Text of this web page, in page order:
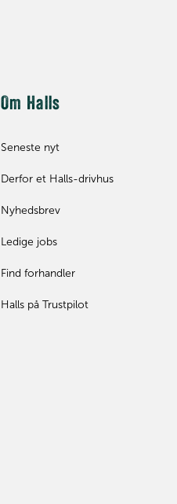
Om Halls
Seneste nyt
Derfor et Halls-drivhus
Nyhedsbrev
Ledige jobs
Find forhandler
Halls på Trustpilot